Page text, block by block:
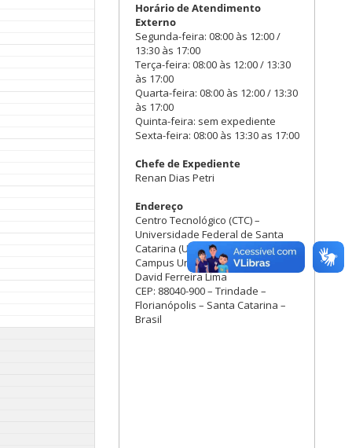
Horário de Atendimento
Externo
Segunda-feira: 08:00 às 12:00 /
13:30 às 17:00
Terça-feira: 08:00 às 12:00 / 13:30
às 17:00
Quarta-feira: 08:00 às 12:00 / 13:30
às 17:00
Quinta-feira: sem expediente
Sexta-feira: 08:00 às 13:30 as 17:00
Chefe de Expediente
Renan Dias Petri
Endereço
Centro Tecnológico (CTC) –
Universidade Federal de Santa
Catarina (UFSC)
Campus Universitário Reitor João
David Ferreira Lima
CEP: 88040-900 – Trindade –
Florianópolis – Santa Catarina –
Brasil